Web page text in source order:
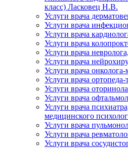
класс) Ласковец Н.В.
Услуги врача
Услуги врача
Услуги врача
Услуги врача
Услуги врача
Услуги врача
Услуги врача
Услуги врача ортопеда-
Услуги врача
Услуги врача
Услуги врача
медицинского
Услуги врача
Услуги врача
Услуги врача